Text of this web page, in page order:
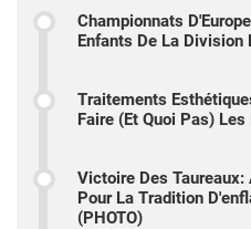
Championnats
Enfants De La Division
Traitements
Faire (et Quoi Pas)
Victoire Des
Pour La Tradition
(PHOTO)